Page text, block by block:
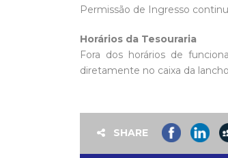
Permissão de Ingresso
Horários da Tesouraria
Fora dos horários de
diretamente no caixa da
SHARE